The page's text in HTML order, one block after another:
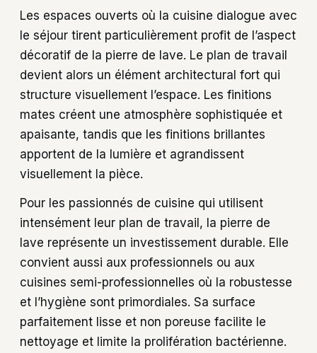
Les espaces ouverts où la cuisine dialogue avec
le séjour tirent particulièrement profit de l’aspect
décoratif de la pierre de lave. Le plan de travail
devient alors un élément architectural fort qui
structure visuellement l’espace. Les finitions
mates créent une atmosphère sophistiquée et
apaisante, tandis que les finitions brillantes
apportent de la lumière et agrandissent
visuellement la pièce.
Pour les passionnés de cuisine qui utilisent
intensément leur plan de travail, la pierre de
lave représente un investissement durable. Elle
convient aussi aux professionnels ou aux
cuisines semi-professionnelles où la robustesse
et l’hygiène sont primordiales. Sa surface
parfaitement lisse et non poreuse facilite le
nettoyage et limite la prolifération bactérienne.